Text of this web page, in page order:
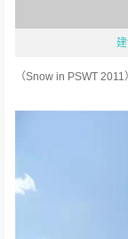
（Snow in PSWT 2011